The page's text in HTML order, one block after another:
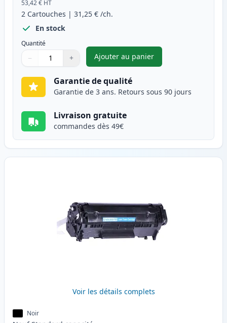
53,42 € HT
2 Cartouches | 31,25 € /ch.
En stock
Quantité
Quantité
Utilisez les boutons pour ajuster
− +
Quantité
Ajouter au panier
,Pack de 2 Canon 703 toner
Garantie de qualité
Garantie de 3 ans. Retours sous 90 jours
Livraison gratuite
commandes dès 49€
Voir les détails complets
Noir